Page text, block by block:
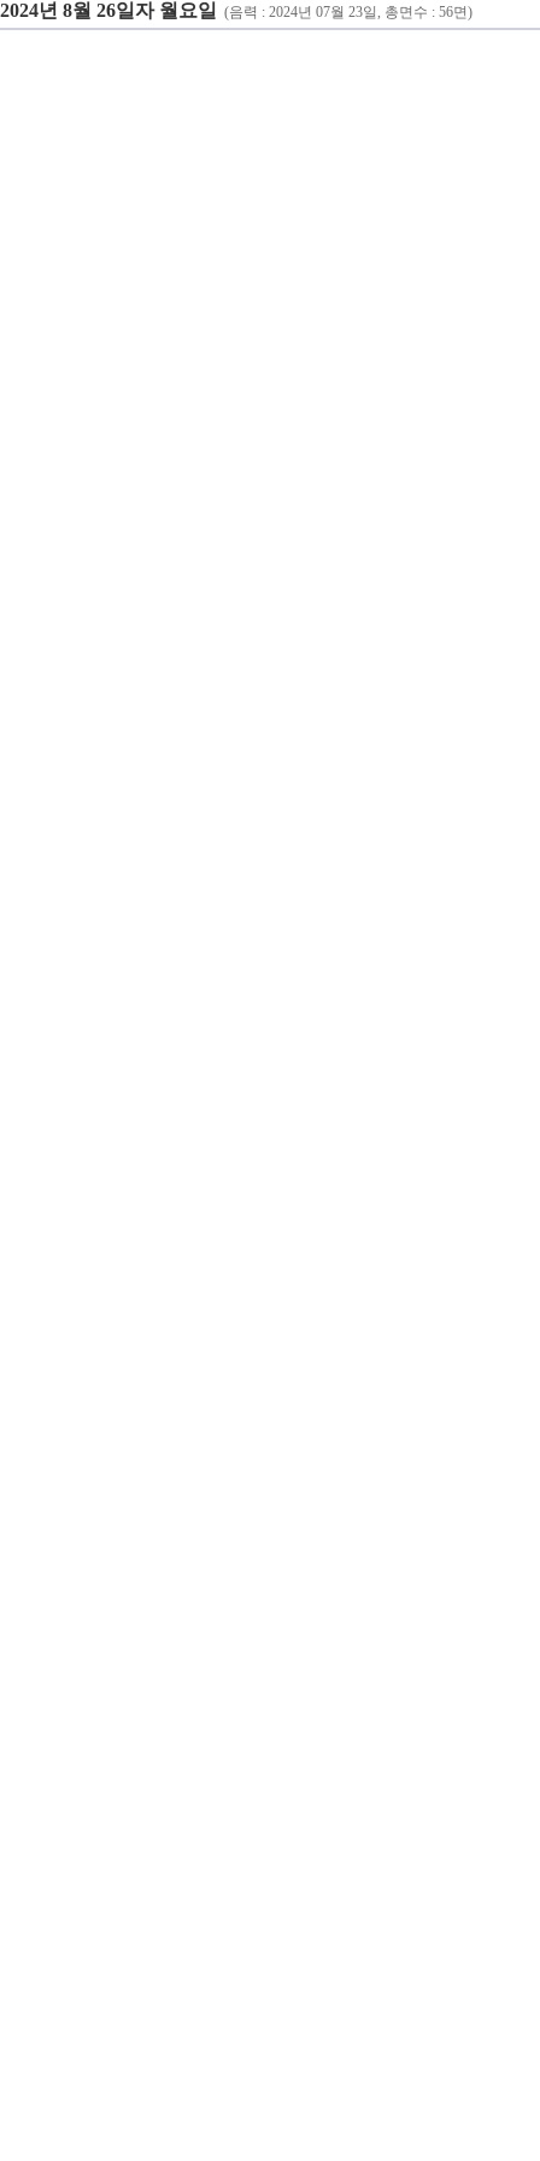
2024년 8월 26일자 월요일 (음력 : 2024년 07월 23일, 총면수 : 56면)